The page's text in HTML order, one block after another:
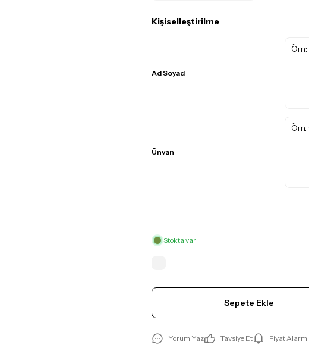
Kişiselleştirilme
Ad Soyad
Ünvan
Stokta var
Sepete Ekle
Yorum Yaz Tavsiye Et Fiyat Alarmı